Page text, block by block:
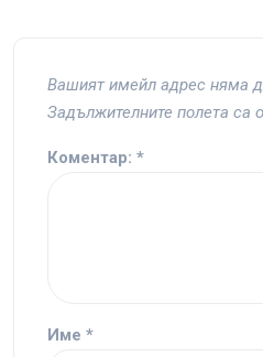
Вашият имейл адрес няма
Задължителните полета са
Коментар: *
Име *